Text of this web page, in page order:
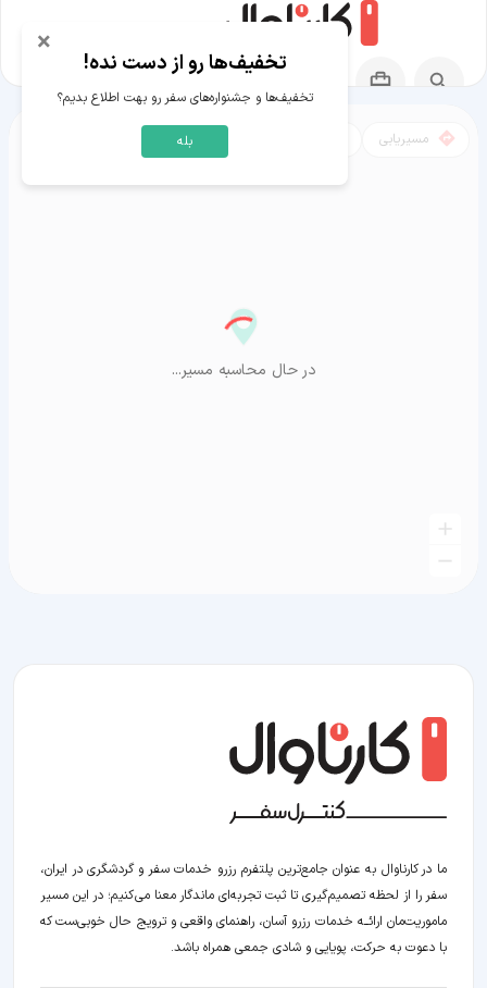
مسیریابی
در حال محاسبه مسیر...
ما در کارناوال به عنوان جامع‌ترین پلتفرم رزرو خدمات سفر و گردشگری در ایران،
سفر را از لحظه‌ تصمیم‌گیری تا ثبت تجربه‌ای ماندگار معنا می‌کنیم؛ در این مسیر‍
ماموریت‌مان اراﺋــﻪ خدمات رزرو آسان، راهنمای واقعی و ترویج حال خوبی‌ست که
با دعوت به حرکت، پویایی و شادی جمعی همراه باشد.
× تخفیف‌ها رو از دست نده!
تخفیف‌ها و جشنواره‌های سفر رو بهت اطلاع بدیم؟
بله